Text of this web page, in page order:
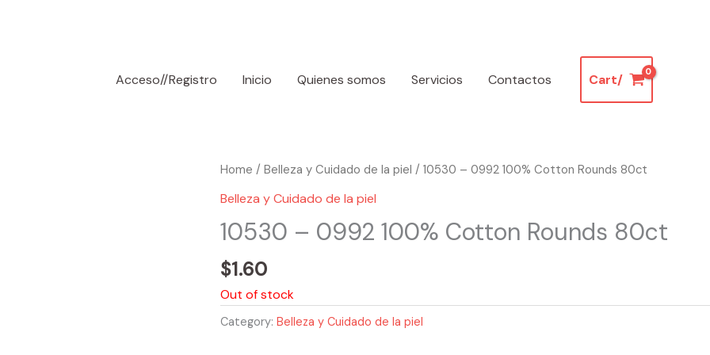
Acceso//Registro
Inicio Quienes somos Servicios Contactos Cart/
Home / Belleza y Cuidado de la piel / 10530 – 0992 100% Cotton Rounds 80ct
Belleza y Cuidado de la piel
10530 – 0992 100% Cotton Rounds 80ct
$1.60
Out of stock
Category: Belleza y Cuidado de la piel